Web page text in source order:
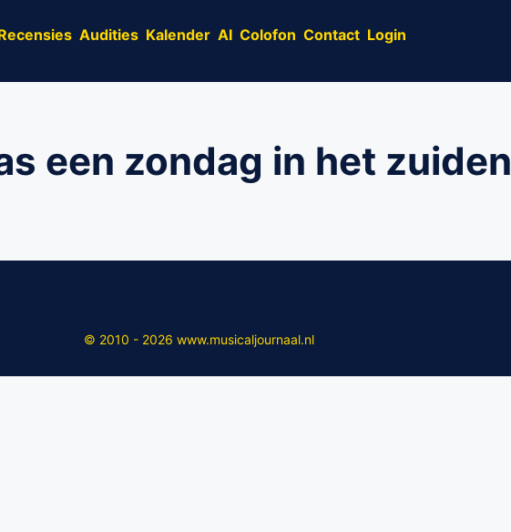
Audities Kalender AI Colofon Contact Login
een zondag in het zuiden
© 2010 - 2026 www.musicaljournaal.nl